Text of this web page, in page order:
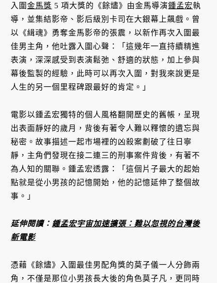
入圍金馬獎 5 項大獎的《餘燼》由金馬導演鍾孟宏執
導，並集結影帝、影后級別卡司在大銀幕上飆戲。曾
以《緝魂》勇奪金馬影帝的張震，以新作再次入圍最
佳男主角，他吐露入圍心聲：「這幾年一直持續精進
表演，深深感受到表演鬆弛、舒適的狀態，加上參與
幕後監製的經驗，此時可以再次入圍，對我來說更是
人生的另一個里程碑跟最好的肯定。」
電影以鍾孟宏獨特的個人風格翻開歷史的舊帳，呈現
出表面靜好的歲月，背後有著令人難以釋懷的遺忘與
秘密。故事描述一起市場裡的凶殺案劃破了往日寧
靜，主角們發現在接二連三的刑事案件背後，有著不
為人知的關聯。鍾孟宏透露：「這個片子最大的起始
點就是從小男孩的記憶開始，他的記憶延伸了整個故
事。」
延伸閱讀： 鍾孟宏宇宙加速擴張：難以忽視的台灣後
新電影
憑藉《餘燼》入圍最佳男配角獎的莫子儀一人分飾兩
角，不僅是那位小男孩長大後的角色莫子凡，更同時